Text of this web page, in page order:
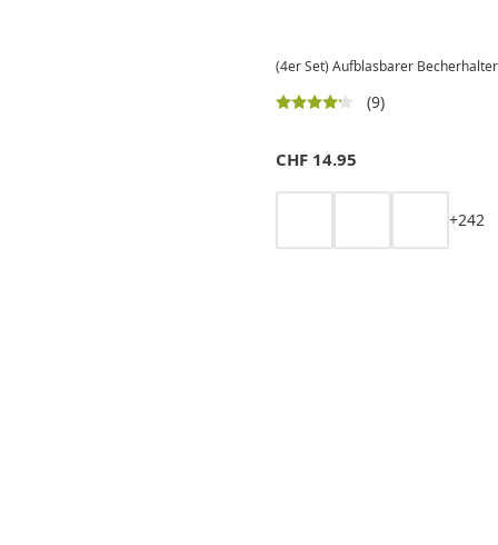
(4er Set) Aufblasbarer
(9)
CHF 14.95
+242